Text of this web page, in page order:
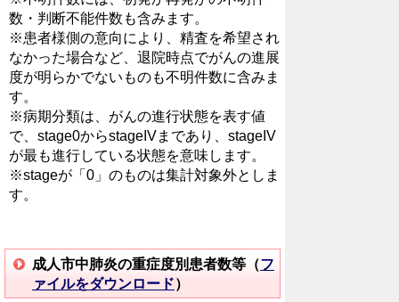
数・判断不能件数も含みます。
※患者様側の意向により、精査を希望され
なかった場合など、退院時点でがんの進展
度が明らかでないものも不明件数に含みま
す。
※病期分類は、がんの進行状態を表す値
で、stage0からstageIVまであり、stageIV
が最も進行している状態を意味します。
※stageが「0」のものは集計対象外としま
す。
成人市中肺炎の重症度別患者数等（フ
ァイルをダウンロード）